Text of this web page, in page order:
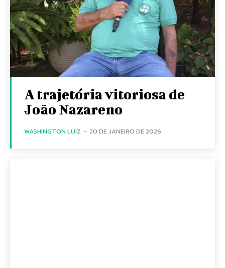
A trajetória vitoriosa de
João Nazareno
WASHINGTON LUIZ - 20 DE JANEIRO DE 2026